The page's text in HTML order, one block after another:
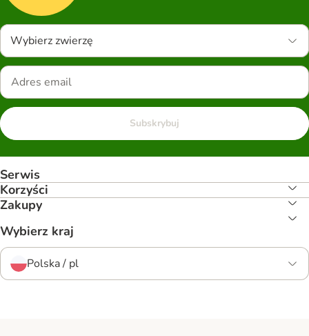
Wybierz zwierzę
Subskrybuj
Serwis
Korzyści
Zakupy
Wybierz kraj
Polska / pl